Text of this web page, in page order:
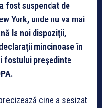
fost suspendat de
York, unde nu va mai
la noi dispoziţii,
mincinoase în
fostului preşedinte
cine a sesizat